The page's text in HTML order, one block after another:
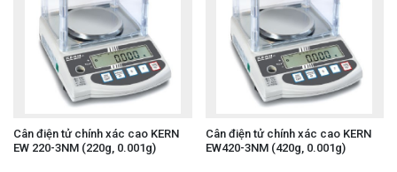
Cân điện tử chính xác cao KERN
EW 220-3NM (220g, 0.001g)
Cân điện tử chính xác cao KERN
EW420-3NM (420g, 0.001g)